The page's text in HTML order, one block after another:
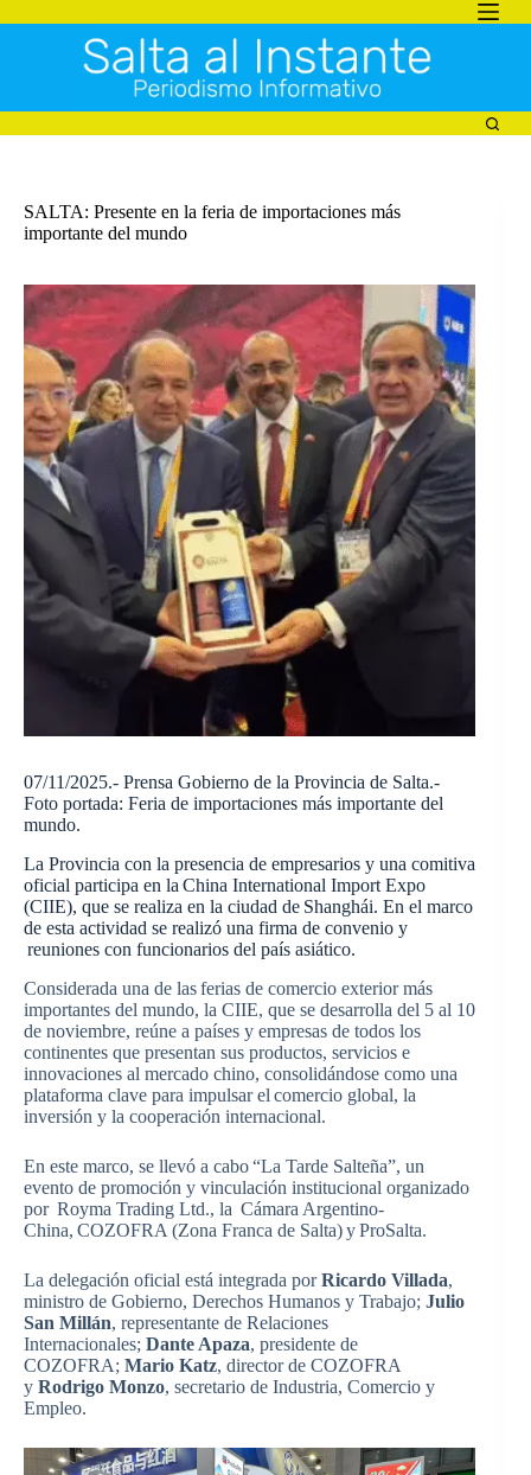
al
SALTA: Presente en la feria de importaciones más
importante del mundo
07/11/2025.- Prensa Gobierno de la Provincia de Salta.-
Foto portada: Feria de importaciones más importante del
mundo.
La Provincia con la presencia de empresarios y una comitiva
oficial participa en la China International Import Expo
(CIIE), que se realiza en la ciudad de Shanghái. En el marco
de esta actividad se realizó una firma de convenio y
reuniones con funcionarios del país asiático.
Considerada una de las ferias de comercio exterior más
importantes del mundo, la CIIE, que se desarrolla del 5 al 10
de noviembre, reúne a países y empresas de todos los
continentes que presentan sus productos, servicios e
innovaciones al mercado chino, consolidándose como una
plataforma clave para impulsar el comercio global, la
inversión y la cooperación internacional.
En este marco, se llevó a cabo “La Tarde Salteña”, un
evento de promoción y vinculación institucional organizado
por Royma Trading Ltd., la Cámara Argentino-
China, COZOFRA (Zona Franca de Salta) y ProSalta.
La delegación oficial está integrada porRicardo Villada,
ministro de Gobierno, Derechos Humanos y Trabajo; Julio
San Millán, representante de Relaciones
Internacionales; Dante Apaza, presidente de
COZOFRA; Mario Katz, director de COZOFRA
y Rodrigo Monzo, secretario de Industria, Comercio y
Empleo.